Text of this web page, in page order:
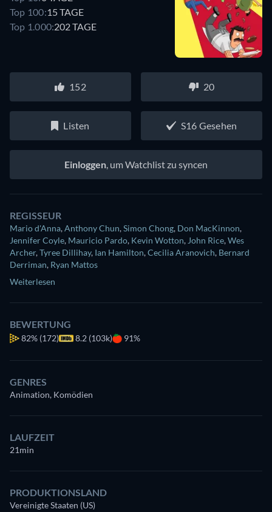
Top 100:15 TAGE
Top 1.000:202 TAGE
152 20
Listen S16 Gesehen
Einloggen, um Watchlist zu syncen
REGISSEUR
Mario d'Anna,Anthony Chun,Simon Chong, Don MacKinnon,
Jennifer Coyle, Mauricio Pardo, Kevin Wotton,John Rice,Wes
Archer,Tyree Dillihay, Ian Hamilton,Cecilia Aranovich, Bernard
Derriman, Ryan Mattos
Weiterlesen
BEWERTUNG
82% (172) 8.2 (103k) 91%
GENRES
Animation, Komödien
LAUFZEIT
21min
PRODUKTIONSLAND
Vereinigte Staaten (US)